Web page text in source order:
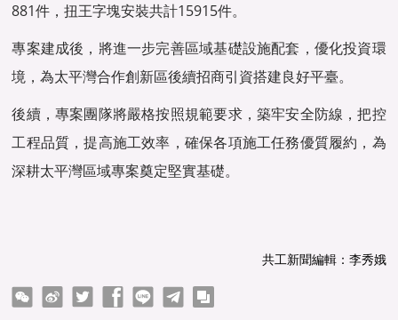
881件，扭王字塊安裝共計15915件。
專案建成後，將進一步完善區域基礎設施配套，優化投資環
境，為太平灣合作創新區後續招商引資搭建良好平臺。
後續，專案團隊將嚴格按照規範要求，築牢安全防線，把控
工程品質，提高施工效率，確保各項施工任務優質履約，為
深耕太平灣區域專案奠定堅實基礎。
共工新聞編輯：李秀娥
linetelegram copy